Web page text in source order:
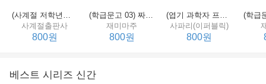
(사계절 저학년문고 21) 선생님은 모르는 게 너무 많아
사계절출판사
800원
(학급문고 03) 짜장 짬뽕 탕수육
재미마주
800원
(엽기 과학자 프래니 01) 도시락 괴물이 나타났다
사파리(이퍼블릭)
800원
베스트 시리즈 신간